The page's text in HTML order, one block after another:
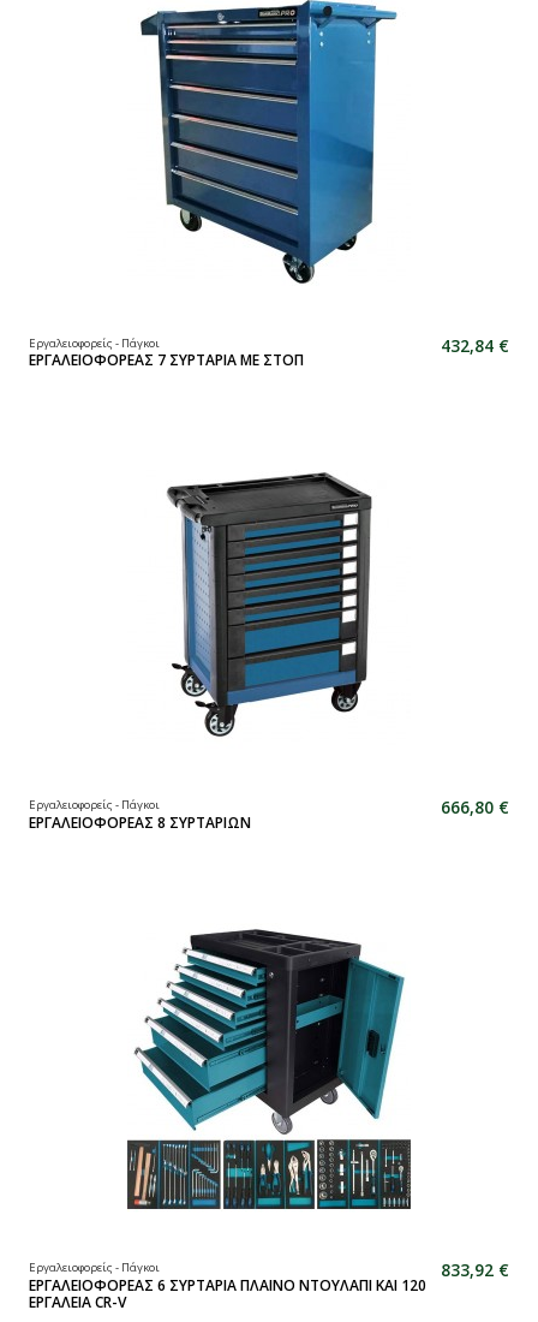
Εργαλειοφορείς - Πάγκοι
ΕΡΓΑΛΕΙΟΦΟΡΕΑΣ 7 ΣΥΡΤΑΡΙΑ ΜΕ ΣΤΟΠ
432,84 €
Εργαλειοφορείς - Πάγκοι
ΕΡΓΑΛΕΙΟΦΟΡΕΑΣ 8 ΣΥΡΤΑΡΙΩΝ
666,80 €
Εργαλειοφορείς - Πάγκοι
ΕΡΓΑΛΕΙΟΦΟΡΕΑΣ 6 ΣΥΡΤΑΡΙΑ ΠΛΑΙΝΟ ΝΤΟΥΛΑΠΙ ΚΑΙ 120
ΕΡΓΑΛΕΙΑ CR-V
833,92 €